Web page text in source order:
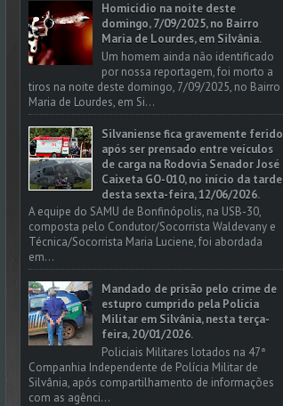
Homicídio na noite deste
domingo, 7/09/2025, no Bairro
Maria de Lourdes, em Silvânia.
Um homem ainda não identificado
por nossa reportagem, foi morto a
tiros na noite deste domingo, 7/09/2025, no Bairro
Maria de Lourdes, em Si...
Silvaniense fica gravemente ferido
após ser prensado entre veículos
de carga na Rodovia Senador José
Caixeta GO-010, no início da tarde
desta sexta-feira, 12/06/2026.
A equipe do SAMU de Bonfinópolis, na USB-30,
composta pelo Condutor/Socorrista Waldevany e
Técnica/Socorrista Maria Luciene, foi abordada
em...
Mandado de prisão pelo crime de
estupro cumprido pela Polícia
Militar em Silvânia, nesta terça-
feira, 20/01/2026.
Policiais Militares lotados na 47ª
Companhia Independente de Polícia Militar de
Silvânia, após compartilhamento de informações
com as agênci...